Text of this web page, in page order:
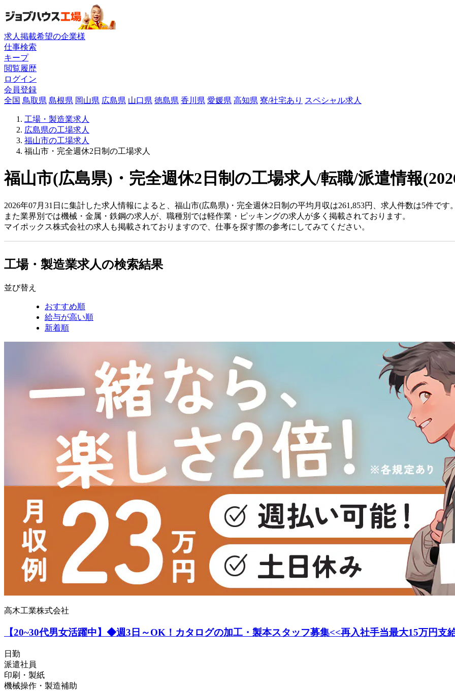
求人掲載希望の企業様
仕事検索
キープ
閲覧履歴
ログイン
会員登録
全国 鳥取県 島根県 岡山県 広島県 山口県 徳島県 香川県 愛媛県 高知県 寮/社宅あり スペシャル求人
工場・製造業求人
広島県の工場求人
福山市の工場求人
福山市・完全週休2日制の工場求人
福山市(広島県)・完全週休2日制の工場求人/転職/派遣情報
2026年07月31日に集計した求人情報によると、福山市(広島県)・完全週休2日制の平均月収は261,853円、求人件数は5件です
また業界別では機械・金属・鉄鋼の求人が、職種別では軽作業・ピッキングの求人が多く掲載されております。
マイポックス株式会社の求人も掲載されておりますので、仕事を探す際の参考にしてみてください。
工場・製造業求人の検索結果
並び替え
おすすめ順
給与が高い順
新着順
高木工業株式会社
【20~30代男女活躍中】◆週3日～OK！カタログの加工・製本スタッフ募集<<再入社手当最大15万円支
日勤
派遣社員
印刷・製紙
機械操作・製造補助